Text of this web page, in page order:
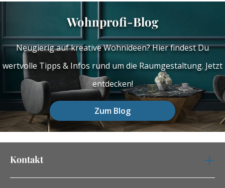
Wohnprofi-Blog
Neugierig auf kreative Wohnideen? Hier findest Du
wertvolle Tipps & Infos rund um die Raumgestaltung. Jetzt
entdecken!
Zum Blog
Kontakt